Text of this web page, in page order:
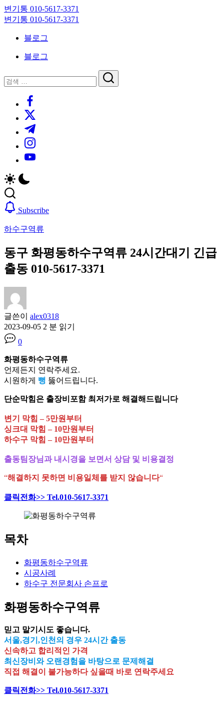
Skip
to
content
변기통 010-5617-3371
변
대
기
변기통 010-5617-3371
크
대
기
블로그
블로그
닫
기
검
검
https://www.facebook.com/
https://twitter.com/
https://t.me/
https://www.instagram.com/
https://youtube.com/
Subscribe
하수구역류
동구 화평동하수구역류 24시간대기 긴급
출동 010-5617-3371
글쓴이 alex0318
2023-09-05 2 분 읽기
0
화평동하수구역류
언제든지 연락주세요.
시원하게 뻥 뚫어드립니다.
단순막힘은 출장비포함 최저가로 해결해드립니다
변기 막힘 – 5만원부터
싱크대 막힘 – 10만원부터
하수구 막힘 – 10만원부터
출동팀장님과 내시경을 보면서 상담 및 비용결정
“해결하지 못하면 비용일체를 받지 않습니다“
클릭전화>> Tel.010-5617-3371
목차
화평동하수구역류
시공사례
하수구 전문회사 손프로
화평동하수구역류
믿고 맡기시도 좋습니다.
서울,경기,인천의 경우 24시간 출동
신속하고 합리적인 가격
최신장비와 오랜경험을 바탕으로 문제해결
직접 해결이 불가능하다 싶을때 바로 연락주세요
클릭전화>> Tel.010-5617-3371